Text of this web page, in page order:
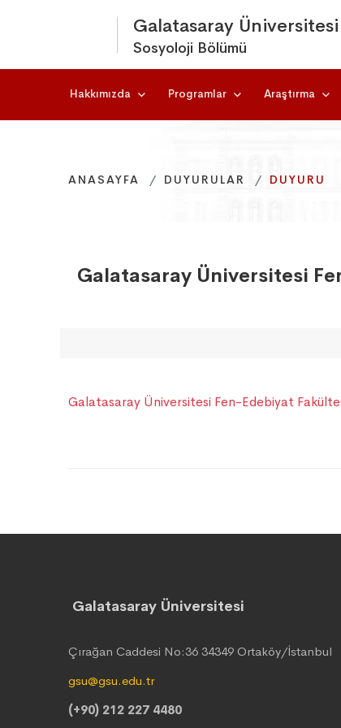
Galatasaray Üniversitesi
Sosyoloji Bölümü
Hakkımızda Programlar Araştırma
ANASAYFA DUYURULAR DUYURU
ANASAYFA DUYURULAR DUYURU
ANASAYFA DUYURULAR DUYURU
Galatasaray Üniversitesi
Galatasaray Üniversitesi Fen-Edebiyat
Galatasaray Üniversitesi
Çırağan Caddesi No:36 34349 Ortaköy/İstanbul
gsu@gsu.edu.tr
(+90) 212 227 4480